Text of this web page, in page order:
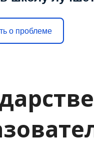
о проблеме